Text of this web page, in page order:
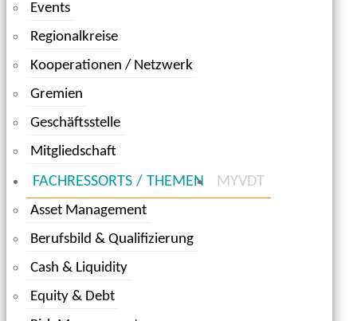
Events
Regionalkreise
Kooperationen / Netzwerk
Gremien
Geschäftsstelle
Mitgliedschaft
FACHRESSORTS / THEMEN
Asset Management
Berufsbild & Qualifizierung
Cash & Liquidity
Equity & Debt
MYVDT